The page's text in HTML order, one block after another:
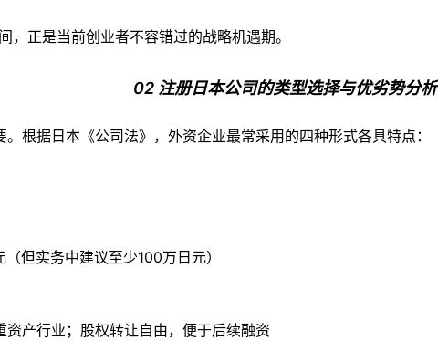
正是当前创业者不容错过的战略机遇期。
02 注册日本公司的类型选择与优劣势分析
根据日本《公司法》，外资企业最常采用的四种形式各具特点：
但实务中建议至少100万日元）
产行业；股权转让自由，便于后续融资